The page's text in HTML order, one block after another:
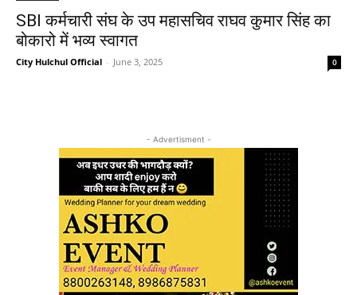
SBI कर्मचारी संघ के उप महासचिव राघव कुमार सिंह का
बोकारो में भव्य स्वागत
City Hulchul Official - June 3, 2025 0
- Advertisment -